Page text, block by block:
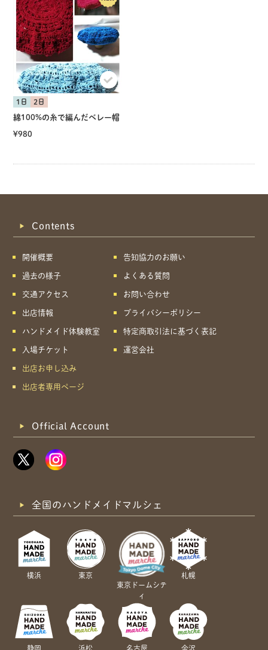
1日 2日
綿100%の糸で編んだベレー帽
¥980
Contents
開催概要
過去の様子
交通アクセス
出店情報
ハンドメイド体験教室
入場チケット
出店お申し込み
出店者専用ページ
告知協力のお願い
よくある質問
お問い合わせ
プライバシーポリシー
特定商取引法に基づく表記
運営会社
Official Account
全国のハンドメイドマルシェ
横浜
東京
東京ドームシテ
ィ
札幌
静岡 浜松 名古屋 金沢